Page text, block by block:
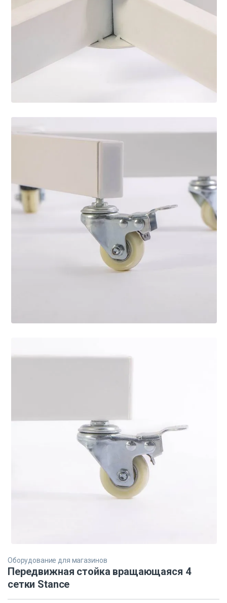
Оборудование для магазинов
Передвижная стойка вращающаяся 4
сетки Stance